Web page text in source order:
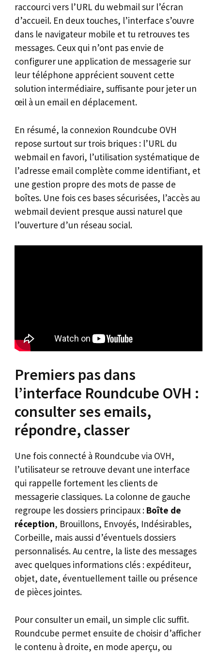
raccourci vers l’URL du webmail sur l’écran
d’accueil. En deux touches, l’interface s’ouvre
dans le navigateur mobile et tu retrouves tes
messages. Ceux qui n’ont pas envie de
configurer une application de messagerie sur
leur téléphone apprécient souvent cette
solution intermédiaire, suffisante pour jeter un
œil à un email en déplacement.
En résumé, la connexion Roundcube OVH
repose surtout sur trois briques : l’URL du
webmail en favori, l’utilisation systématique de
l’adresse email complète comme identifiant, et
une gestion propre des mots de passe de
boîtes. Une fois ces bases sécurisées, l’accès au
webmail devient presque aussi naturel que
l’ouverture d’un réseau social.
Premiers pas dans
l’interface Roundcube OVH :
consulter ses emails,
répondre, classer
Une fois connecté à Roundcube via OVH,
l’utilisateur se retrouve devant une interface
qui rappelle fortement les clients de
messagerie classiques. La colonne de gauche
regroupe les dossiers principaux : Boîte de
réception, Brouillons, Envoyés, Indésirables,
Corbeille, mais aussi d’éventuels dossiers
personnalisés. Au centre, la liste des messages
avec quelques informations clés : expéditeur,
objet, date, éventuellement taille ou présence
de pièces jointes.
Pour consulter un email, un simple clic suffit.
Roundcube permet ensuite de choisir d’afficher
le contenu à droite, en mode aperçu, ou